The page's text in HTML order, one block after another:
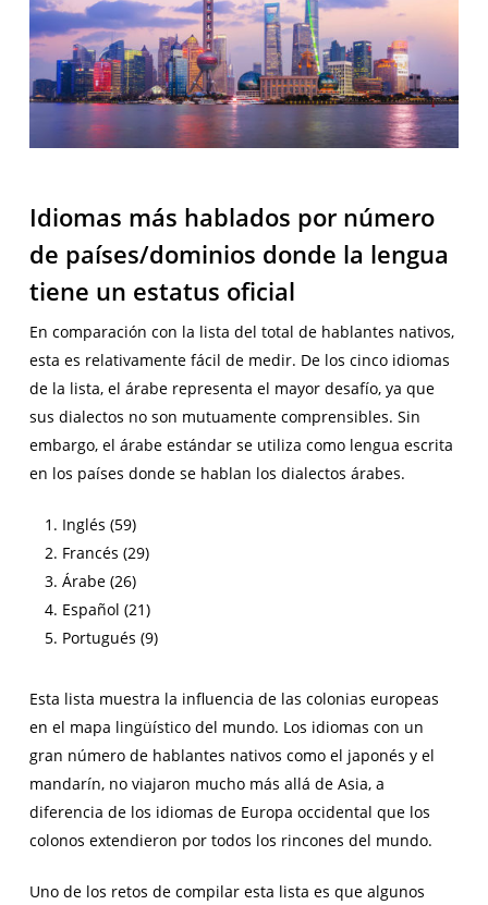
Idiomas más hablados por número
de países/dominios donde la lengua
tiene un estatus oficial
En comparación con la lista del total de hablantes nativos,
esta es relativamente fácil de medir. De los cinco idiomas
de la lista, el árabe representa el mayor desafío, ya que
sus dialectos no son mutuamente comprensibles. Sin
embargo, el árabe estándar se utiliza como lengua escrita
en los países donde se hablan los dialectos árabes.
Inglés (59)
Francés (29)
Árabe (26)
Español (21)
Portugués (9)
Esta lista muestra la influencia de las colonias europeas
en el mapa lingüístico del mundo. Los idiomas con un
gran número de hablantes nativos como el japonés y el
mandarín, no viajaron mucho más allá de Asia, a
diferencia de los idiomas de Europa occidental que los
colonos extendieron por todos los rincones del mundo.
Uno de los retos de compilar esta lista es que algunos